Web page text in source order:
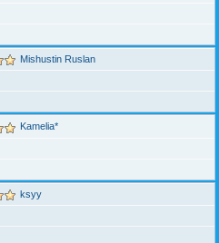
Mishustin Ruslan
Kamelia*
ksyy